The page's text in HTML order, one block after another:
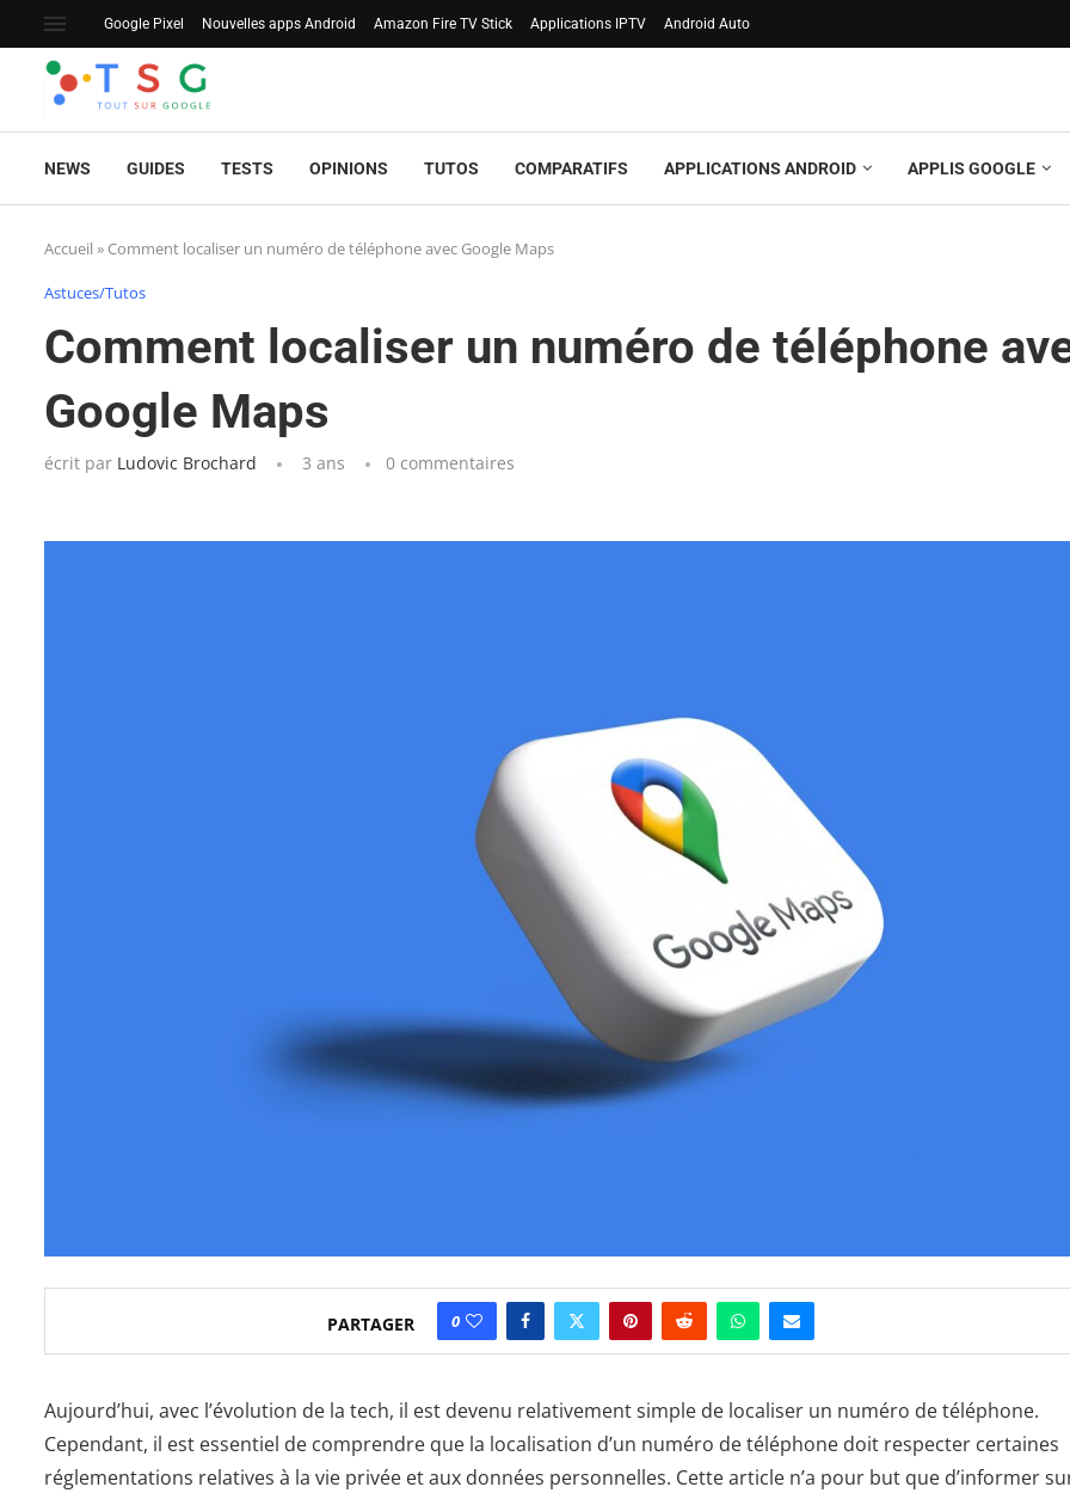
Google Pixel Nouvelles apps Android Amazon Fire TV Stick Applications IPTV Android Auto
NEWS GUIDES TESTS OPINIONS TUTOS COMPARATIFS APPLICATIONS ANDROID APPLIS GOOGLE
Accueil » Comment localiser un numéro de téléphone avec Google Maps
Astuces/Tutos
Comment localiser un numéro de téléphone
Google Maps
écrit par Ludovic Brochard 3 ans 0 commentaires
PARTAGER 0
Aujourd’hui, avec l’évolution de la tech, il est devenu relativement simple de localiser un numéro de téléphone.
Cependant, il est essentiel de comprendre que la localisation d’un numéro de téléphone doit respecter certaines
réglementations relatives à la vie privée et aux données personnelles. Cette article n’a pour but que d’informer